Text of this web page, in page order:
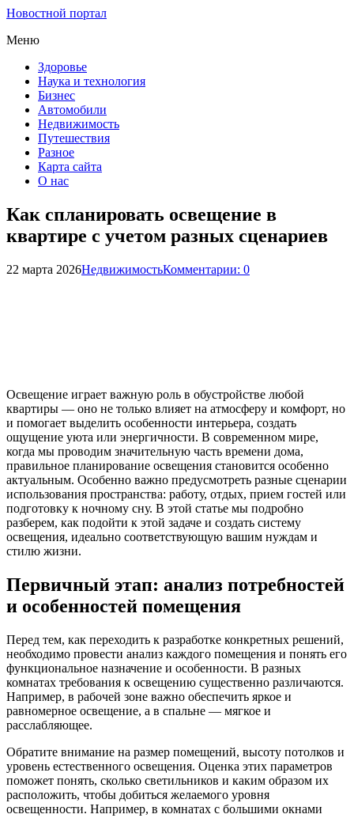
Новостной портал
Меню
Здоровье
Наука и технология
Бизнес
Автомобили
Недвижимость
Путешествия
Разное
Карта сайта
О нас
Как спланировать освещение в
квартире с учетом разных сценариев
22 марта 2026НедвижимостьКомментарии: 0
Освещение играет важную роль в обустройстве любой
квартиры — оно не только влияет на атмосферу и комфорт, но
и помогает выделить особенности интерьера, создать
ощущение уюта или энергичности. В современном мире,
когда мы проводим значительную часть времени дома,
правильное планирование освещения становится особенно
актуальным. Особенно важно предусмотреть разные сценарии
использования пространства: работу, отдых, прием гостей или
подготовку к ночному сну. В этой статье мы подробно
разберем, как подойти к этой задаче и создать систему
освещения, идеально соответствующую вашим нуждам и
стилю жизни.
Первичный этап: анализ потребностей
и особенностей помещения
Перед тем, как переходить к разработке конкретных решений,
необходимо провести анализ каждого помещения и понять его
функциональное назначение и особенности. В разных
комнатах требования к освещению существенно различаются.
Например, в рабочей зоне важно обеспечить яркое и
равномерное освещение, а в спальне — мягкое и
расслабляющее.
Обратите внимание на размер помещений, высоту потолков и
уровень естественного освещения. Оценка этих параметров
поможет понять, сколько светильников и каким образом их
расположить, чтобы добиться желаемого уровня
освещенности. Например, в комнатах с большими окнами